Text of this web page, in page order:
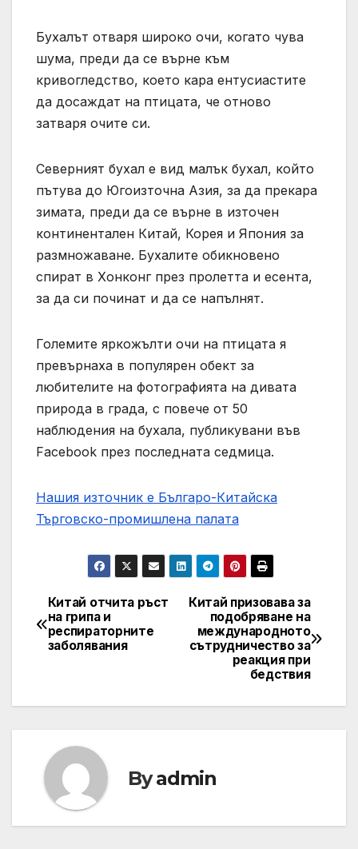
Бухалът отваря широко очи, когато чува
шума, преди да се върне към
кривогледство, което кара ентусиастите
да досаждат на птицата, че отново
затваря очите си.
Северният бухал е вид малък бухал, който
пътува до Югоизточна Азия, за да прекара
зимата, преди да се върне в източен
континентален Китай, Корея и Япония за
размножаване. Бухалите обикновено
спират в Хонконг през пролетта и есента,
за да си починат и да се напълнят.
Големите яркожълти очи на птицата я
превърнаха в популярен обект за
любителите на фотографията на дивата
природа в града, с повече от 50
наблюдения на бухала, публикувани във
Facebook през последната седмица.
Нашия източник е Българо-Китайска
Търговско-промишлена палaта
Post
navigation
Китай призовава за
подобряване на
международното
сътрудничество за
реакция при
бедствия
Китай отчита ръст
на грипа и
респираторните
заболявания
Byadmin